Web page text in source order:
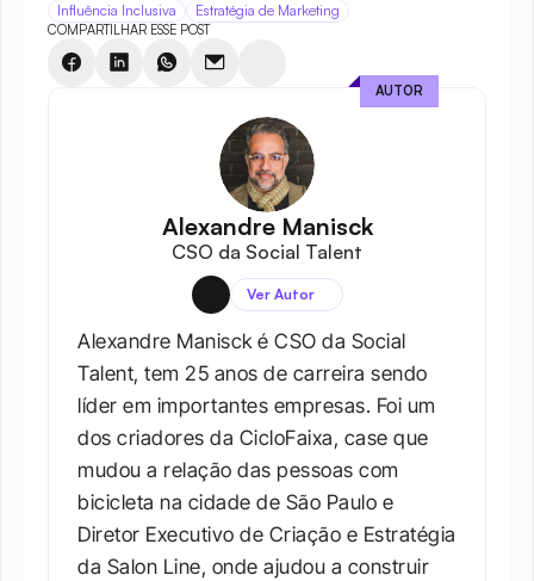
Influência Inclusiva Estratégia de Marketing
COMPARTILHAR ESSE POST
Alexandre Manisck
CSO da Social Talent
Ver Autor
Alexandre Manisck é CSO da Social
Talent, tem 25 anos de carreira sendo
líder em importantes empresas. Foi um
dos criadores da CicloFaixa, case que
mudou a relação das pessoas com
bicicleta na cidade de São Paulo e
Diretor Executivo de Criação e Estratégia
da Salon Line, onde ajudou a construir
AUTOR